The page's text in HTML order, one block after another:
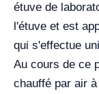
étuve de
l'étuve et est
qui s'effectue
Au cours de ce
chauffé par air